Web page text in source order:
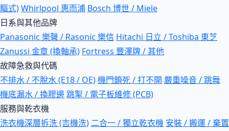
驅式)Whirlpool 惠而浦 Bosch 博世 / Miele
日系與其他品牌
Panasonic 樂聲 / Rasonic 樂信 Hitachi 日立 / Toshiba 東芝
Zanussi 金章 (換軸承) Fortress 豐澤牌 / 其他
故障急救與代碼
不排水 / 不脫水 (E18 / OE)機門鎖死 / 打不開 嚴重噪音 / 跳舞
機底漏水 / 換膠邊跳掣 / 電子板維修 (PCB)
服務與乾衣機
洗衣機深層拆洗 (吉機洗) 二合一 / 獨立乾衣機 安裝 / 搬運 / 棄置